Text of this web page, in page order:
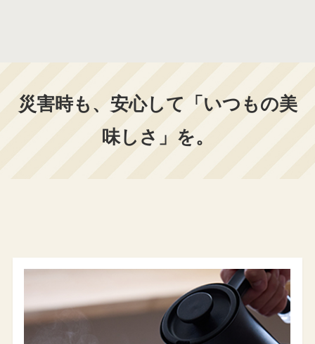
災害時も、安心して「いつもの美
味しさ」を。